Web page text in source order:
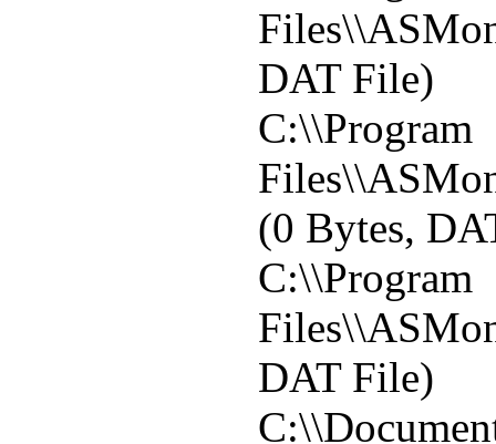
DAT File)
C:\\Program
(0 Bytes,
C:\\Program
DAT File)